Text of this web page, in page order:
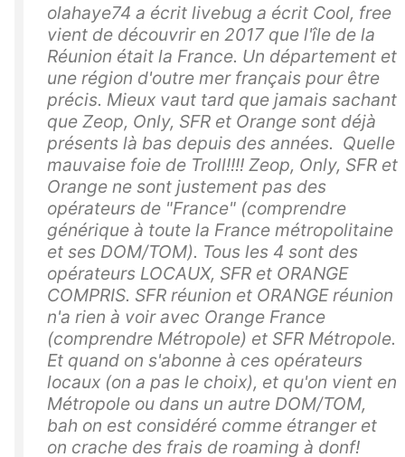
olahaye74 a écrit livebug a écrit Cool, free
vient de découvrir en 2017 que l'île de la
Réunion était la France. Un département et
une région d'outre mer français pour être
précis. Mieux vaut tard que jamais sachant
que Zeop, Only, SFR et Orange sont déjà
présents là bas depuis des années. Quelle
mauvaise foie de Troll!!!! Zeop, Only, SFR et
Orange ne sont justement pas des
opérateurs de "France" (comprendre
générique à toute la France métropolitaine
et ses DOM/TOM). Tous les 4 sont des
opérateurs LOCAUX, SFR et ORANGE
COMPRIS. SFR réunion et ORANGE réunion
n'a rien à voir avec Orange France
(comprendre Métropole) et SFR Métropole.
Et quand on s'abonne à ces opérateurs
locaux (on a pas le choix), et qu'on vient en
Métropole ou dans un autre DOM/TOM,
bah on est considéré comme étranger et
on crache des frais de roaming à donf!